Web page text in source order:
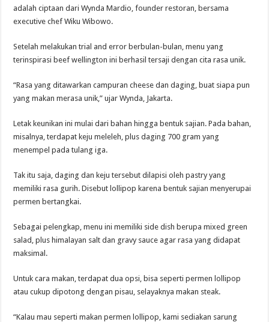
adalah ciptaan dari Wynda Mardio, founder restoran, bersama
executive chef Wiku Wibowo.
Setelah melakukan trial and error berbulan-bulan, menu yang
terinspirasi beef wellington ini berhasil tersaji dengan cita rasa unik.
“Rasa yang ditawarkan campuran cheese dan daging, buat siapa pun
yang makan merasa unik,” ujar Wynda, Jakarta.
Letak keunikan ini mulai dari bahan hingga bentuk sajian. Pada bahan,
misalnya, terdapat keju meleleh, plus daging 700 gram yang
menempel pada tulang iga.
Tak itu saja, daging dan keju tersebut dilapisi oleh pastry yang
memiliki rasa gurih. Disebut lollipop karena bentuk sajian menyerupai
permen bertangkai.
Sebagai pelengkap, menu ini memiliki side dish berupa mixed green
salad, plus himalayan salt dan gravy sauce agar rasa yang didapat
maksimal.
Untuk cara makan, terdapat dua opsi, bisa seperti permen lollipop
atau cukup dipotong dengan pisau, selayaknya makan steak.
“Kalau mau seperti makan permen lollipop, kami sediakan sarung